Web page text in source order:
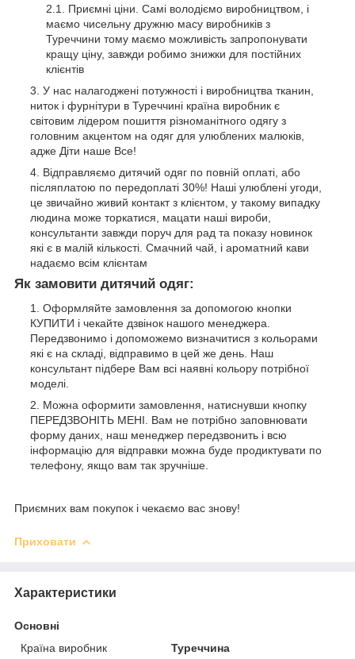
Приємні ціни. Самі володіємо виробництвом, і
маємо чисельну дружню масу виробників з
Туреччини тому маємо можливість запропонувати
кращу ціну, завжди робимо знижки для постійних
клієнтів
У нас налагоджені потужності і виробництва тканин,
ниток і фурнітури в Туреччині країна виробник є
світовим лідером пошиття різноманітного одягу з
головним акцентом на одяг для улюблених малюків,
адже Діти наше Все!
Відправляємо дитячий одяг по повній оплаті, або
післяплатою по передоплаті 30%! Наші улюблені угоди,
це звичайно живий контакт з клієнтом, у такому випадку
людина може торкатися, мацати наші вироби,
консультанти завжди поруч для рад та показу новинок
які є в малій кількості. Смачний чай, і ароматний кави
надаємо всім клієнтам
Як замовити дитячий одяг:
Оформляйте замовлення за допомогою кнопки
КУПИТИ і чекайте дзвінок нашого менеджера.
Передзвонимо і допоможемо визначитися з кольорами
які є на складі, відправимо в цей же день. Наш
консультант підбере Вам всі наявні кольору потрібної
моделі.
Можна оформити замовлення, натиснувши кнопку
ПЕРЕДЗВОНІТЬ МЕНІ. Вам не потрібно заповнювати
форму даних, наш менеджер передзвонить і всю
інформацію для відправки можна буде продиктувати по
телефону, якщо вам так зручніше.
Приємних вам покупок і чекаємо вас знову!
Приховати
Характеристики
Основні
Країна виробник
Туреччина